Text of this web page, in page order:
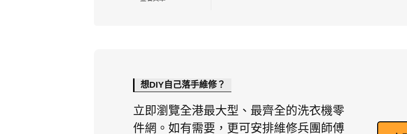
想DIY自己落手維修？
立即瀏覽全港最大型、最齊全的洗衣機零
件網。如有需要，更可安排維修兵團師傅